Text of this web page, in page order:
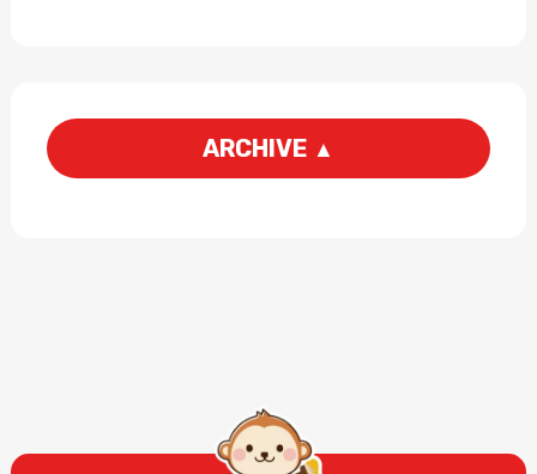
ARCHIVE ▲